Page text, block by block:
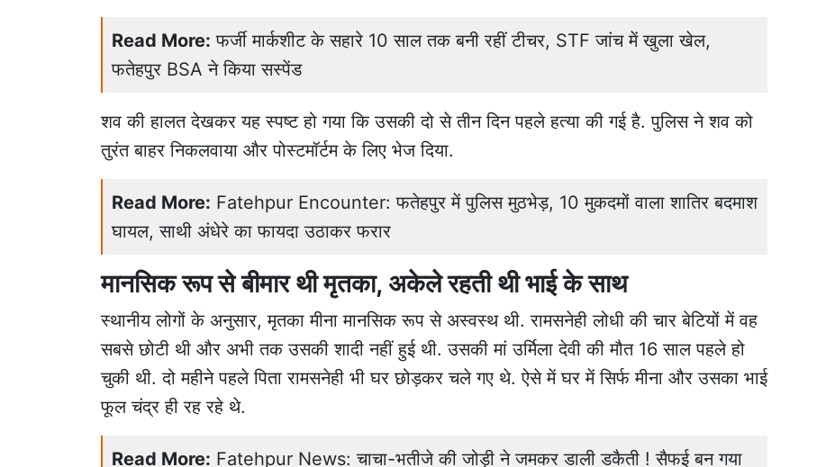
Read More: फर्जी मार्कशीट के सहारे 10 साल तक बनी रहीं टीचर, STF जांच में खुला खेल,
फतेहपुर BSA ने किया सस्पेंड
शव की हालत देखकर यह स्पष्ट हो गया कि उसकी दो से तीन दिन पहले हत्या की गई है. पुलिस ने शव को
तुरंत बाहर निकलवाया और पोस्टमॉर्टम के लिए भेज दिया.
Read More: Fatehpur Encounter: फतेहपुर में पुलिस मुठभेड़, 10 मुकदमों वाला शातिर बदमाश
घायल, साथी अंधेरे का फायदा उठाकर फरार
मानसिक रूप से बीमार थी मृतका, अकेले रहती थी भाई के साथ
स्थानीय लोगों के अनुसार, मृतका मीना मानसिक रूप से अस्वस्थ थी. रामसनेही लोधी की चार बेटियों में वह
सबसे छोटी थी और अभी तक उसकी शादी नहीं हुई थी. उसकी मां उर्मिला देवी की मौत 16 साल पहले हो
चुकी थी. दो महीने पहले पिता रामसनेही भी घर छोड़कर चले गए थे. ऐसे में घर में सिर्फ मीना और उसका भाई
फूल चंद्र ही रह रहे थे.
Read More: Fatehpur News: चाचा-भतीजे की जोड़ी ने जमकर डाली डकैती ! सैफई बन गया